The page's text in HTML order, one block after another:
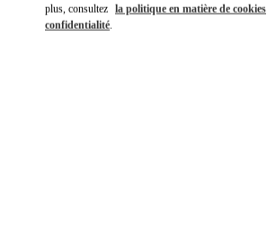
plus, consultez la politique en matière de cookies
confidentialité.